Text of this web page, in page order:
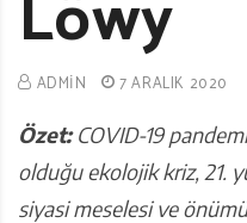
ADMIN 7 ARALIK 2020
Özet:COVID-19
olduğu ekolojik kriz, 21.
siyasi meselesi ve